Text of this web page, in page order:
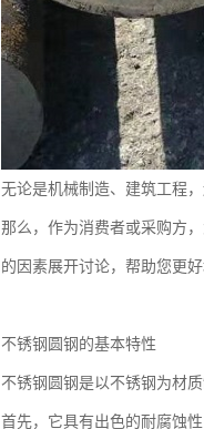
无论是机械制造、建筑工程
那么，作为消费者或采购方
的因素展开讨论，帮助您更
不锈钢圆钢的基本特性
不锈钢圆钢是以不锈钢为材
首先，它具有出色的耐腐蚀